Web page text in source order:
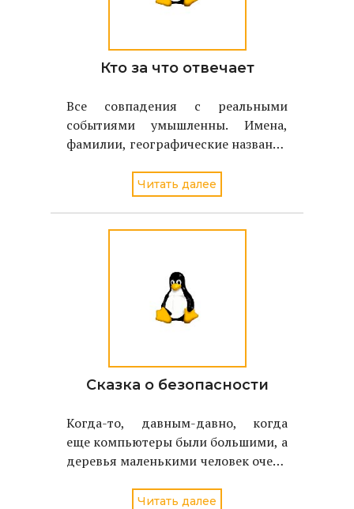
Кто за что отвечает
Все совпадения с реальными
событиями умышленны. Имена,
фамилии, географические названия
географическим названиям
реальных людей и объектов.
Читать далее
Сказка о безопасности
Когда-то, давным-давно, когда
еще компьютеры были большими, а
деревья маленькими человек очень
Читать далее